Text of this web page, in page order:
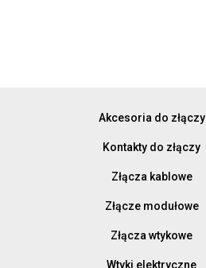
Akcesoria do złączy
Kontakty do złączy
Złącza kablowe
Złącze modułowe
Złącza wtykowe
Wtyki elektryczne